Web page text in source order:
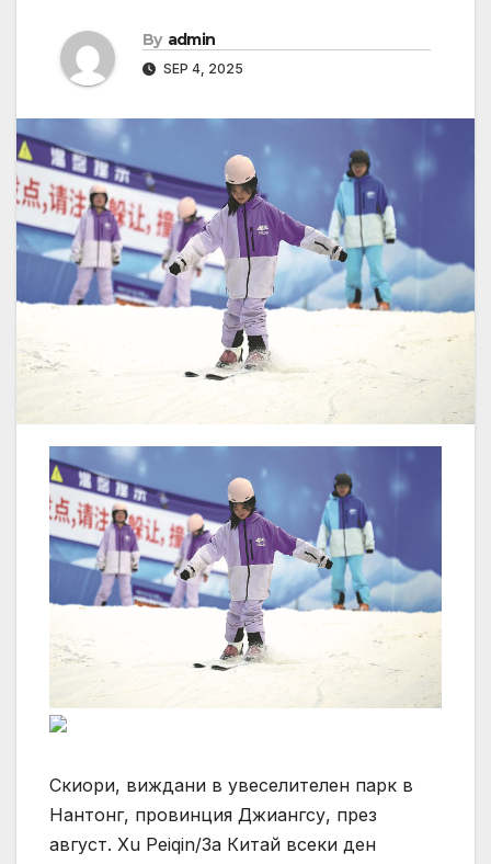
By admin
SEP 4, 2025
Скиори, виждани в увеселителен парк в
Нантонг, провинция Джиангсу, през
август. Xu Peiqin/За Китай всеки ден